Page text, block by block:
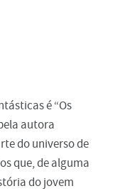
é “Os
autora
do universo de
que, de alguma
do jovem